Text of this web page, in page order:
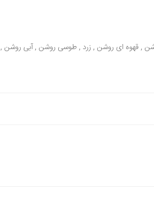
, قهوه ای روشن , زرد , طوسی روشن , آبی روشن ,